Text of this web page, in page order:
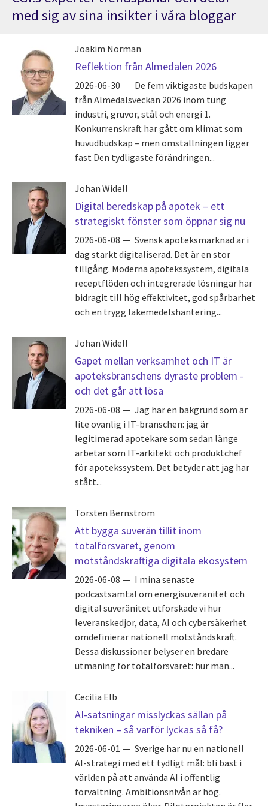
med sig av sina insikter i våra bloggar
Joakim Norman
Reflektion från Almedalen 2026
2026-06-30
De fem viktigaste budskapen
från Almedalsveckan 2026 inom tung
industri, gruvor, stål och energi 1.
Konkurrenskraft har gått om klimat som
huvudbudskap – men omställningen ligger
fast Den tydligaste förändringen...
Johan Widell
Digital beredskap på apotek – ett
strategiskt fönster som öppnar sig nu
2026-06-08
Svensk apoteksmarknad är i
dag starkt digitaliserad. Det är en stor
tillgång. Moderna apotekssystem, digitala
receptflöden och integrerade lösningar har
bidragit till hög effektivitet, god spårbarhet
och en trygg läkemedelshantering...
Johan Widell
Gapet mellan verksamhet och IT är
apoteksbranschens dyraste problem -
och det går att lösa
2026-06-08
Jag har en bakgrund som är
lite ovanlig i IT-branschen: jag är
legitimerad apotekare som sedan länge
arbetar som IT-arkitekt och produktchef
för apotekssystem. Det betyder att jag har
stått...
Torsten Bernström
Att bygga suverän tillit inom
totalförsvaret, genom
motståndskraftiga digitala ekosystem
2026-06-08
I mina senaste
podcastsamtal om energisuveränitet och
digital suveränitet utforskade vi hur
leveranskedjor, data, AI och cybersäkerhet
omdefinierar nationell motståndskraft.
Dessa diskussioner belyser en bredare
utmaning för totalförsvaret: hur man...
Cecilia Elb
AI-satsningar misslyckas sällan på
tekniken – så varför lyckas så få?
2026-06-01
Sverige har nu en nationell
AI-strategi med ett tydligt mål: bli bäst i
världen på att använda AI i offentlig
förvaltning. Ambitionsnivån är hög.